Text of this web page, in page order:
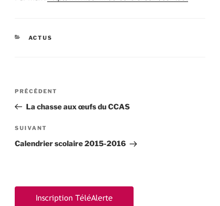
CATÉGORIES
ACTUS
Navigation
l’article
Article
précédent
PRÉCÉDENT
La chasse aux œufs du CCAS
Article
suivant
SUIVANT
Calendrier scolaire 2015-2016